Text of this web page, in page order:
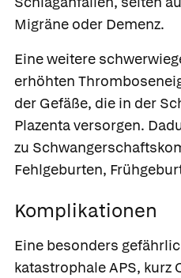
Migräne oder Demenz.
Eine weitere
erhöhten
der Gefäße, die in der
Plazenta versorgen.
zu
Fehlgeburten,
Komplikationen
Eine besonders
katastrophale APS, kurz